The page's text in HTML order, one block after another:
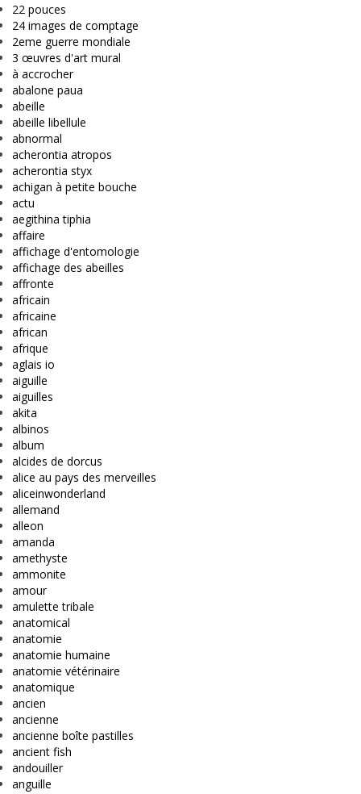
22 pouces
24 images de comptage
2eme guerre mondiale
3 œuvres d'art mural
à accrocher
abalone paua
abeille
abeille libellule
abnormal
acherontia atropos
acherontia styx
achigan à petite bouche
actu
aegithina tiphia
affaire
affichage d'entomologie
affichage des abeilles
affronte
africain
africaine
african
afrique
aglais io
aiguille
aiguilles
akita
albinos
album
alcides de dorcus
alice au pays des merveilles
aliceinwonderland
allemand
alleon
amanda
amethyste
ammonite
amour
amulette tribale
anatomical
anatomie
anatomie humaine
anatomie vétérinaire
anatomique
ancien
ancienne
ancienne boîte pastilles
ancient fish
andouiller
anguille